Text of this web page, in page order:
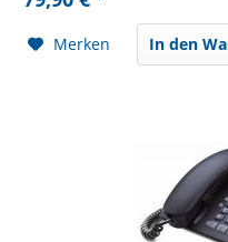
Merken In den